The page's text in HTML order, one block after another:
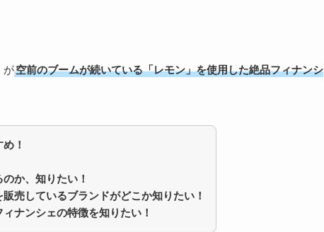
が空前のブームが続いている「レモン」を使用した絶品フィナンシ
！
か、知りたい！
売しているブランドがどこか知りたい！
ナンシェの特徴を知りたい！